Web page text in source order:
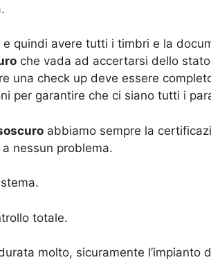
quindi avere tutti i timbri e la
che vada ad accertarsi dello
una check up deve essere
per garantire che ci siano tutti i
abbiamo sempre la
nessun problema.
totale.
molto, sicuramente l’impianto